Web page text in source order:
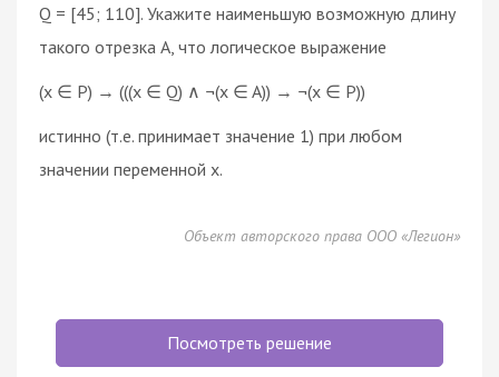
Q = [45; 110]. Укажите наименьшую возможную длину
такого отрезка A, что логическое выражение
(x ∈ P) → (((x ∈ Q) ∧ ¬(x ∈ A)) → ¬(x ∈ P))
истинно (т.е. принимает значение 1) при любом
значении переменной x.
Объект авторского права ООО «Легион»
Посмотреть решение